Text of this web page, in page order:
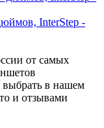
InterStep -
от самых
выбрать в нашем
и отзывами